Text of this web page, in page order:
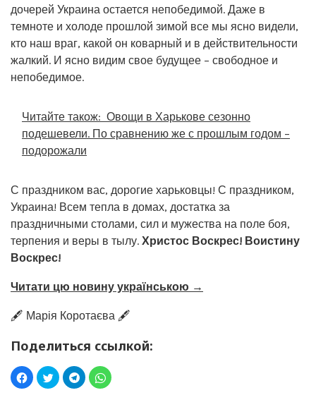
дочерей Украина остается непобедимой. Даже в
темноте и холоде прошлой зимой все мы ясно видели,
кто наш враг, какой он коварный и в действительности
жалкий. И ясно видим свое будущее – свободное и
непобедимое.
Читайте також: Овощи в Харькове сезонно
подешевели. По сравнению же с прошлым годом –
подорожали
С праздником вас, дорогие харьковцы! С праздником,
Украина! Всем тепла в домах, достатка за
праздничными столами, сил и мужества на поле боя,
терпения и веры в тылу. Христос Воскрес! Воистину
Воскрес!
Читати цю новину українською →
🖋️ Марія Коротаєва 🖋️
Поделиться ссылкой: